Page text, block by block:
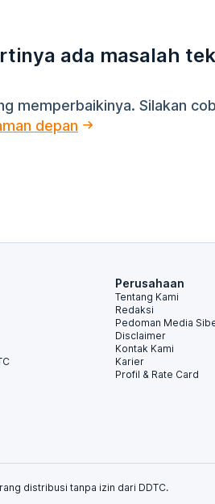
ada masalah
memperbaikinya. Silakan
depan
Perusahaan
Tentang Kami
Redaksi
Pedoman Media
Disclaimer
Kontak Kami
Karier
Profil & Rate Card
distribusi tanpa izin dari DDTC.